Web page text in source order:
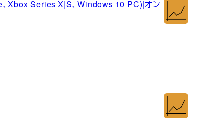
Xbox Series X|S、Windows 10 PC)|オン